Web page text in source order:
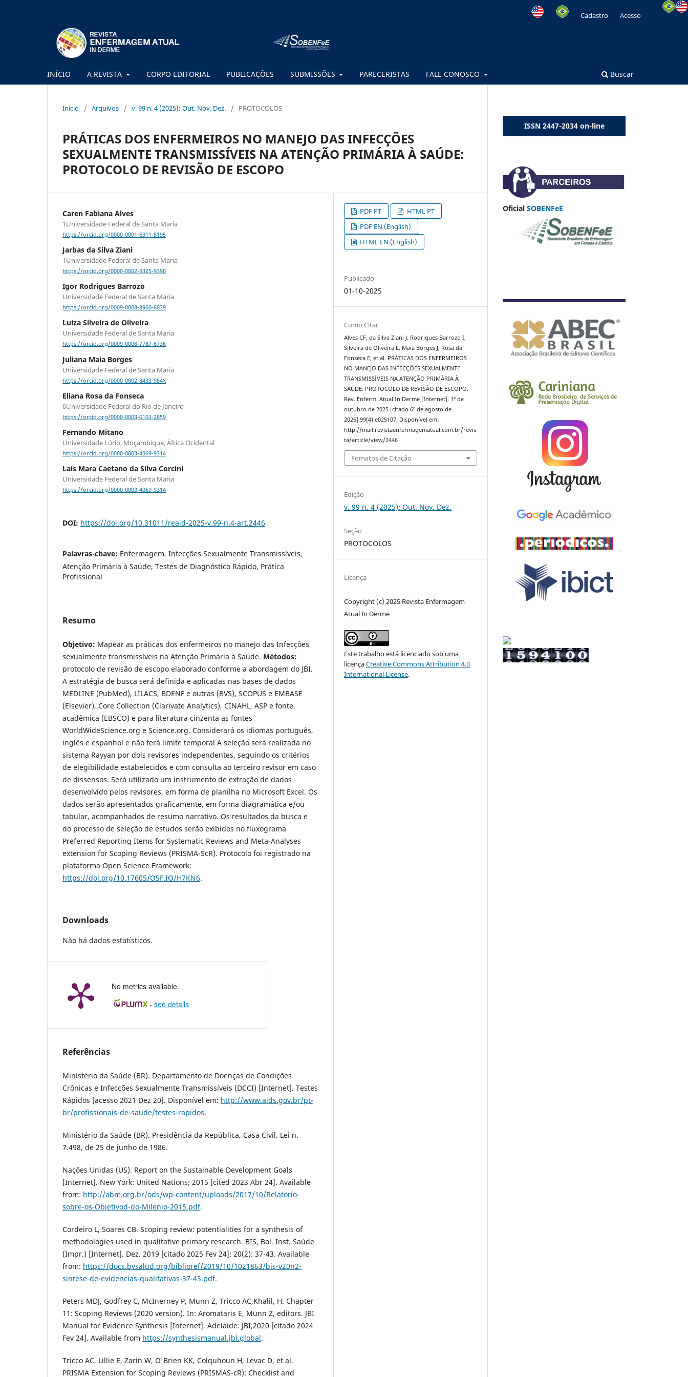
INÍCIO A REVISTA CORPO EDITORIAL PUBLICAÇÕES SUBMISSÕES PARECERISTAS FALE CONOSCO Buscar
Cadastro Acesso
Início / Arquivos / v. 99 n. 4 (2025): Out. Nov. Dez. / PROTOCOLOS
PRÁTICAS DOS ENFERMEIROS NO MANEJO DAS INFECÇÕES
SEXUALMENTE TRANSMISSÍVEIS NA ATENÇÃO PRIMÁRIA À SAÚDE:
PROTOCOLO DE REVISÃO DE ESCOPO
Caren Fabiana Alves
1Universidade Federal de Santa Maria
https://orcid.org/0000-0001-6911-8195
Jarbas da Silva Ziani
1Universidade Federal de Santa Maria
https://orcid.org/0000-0002-9325-9390
Igor Rodrigues Barrozo
Universidade Federal de Santa Maria
https://orcid.org/0009-0008-8960-6039
Luiza Silveira de Oliveira
Universidade Federal de Santa Maria
https://orcid.org/0009-0008-7787-6736
Juliana Maia Borges
Universidade Federal de Santa Maria
https://orcid.org/0000-0002-8433-984X
Eliana Rosa da Fonseca
6Universidade Federal do Rio de Janeiro
https://orcid.org/0000-0003-0103-2859
Fernando Mitano
Universidade Lúrio, Moçambique, África Ocidental
https://orcid.org/0000-0003-4069-9314
Laís Mara Caetano da Silva Corcini
Universidade Federal de Santa Maria
https://orcid.org/0000-0003-4069-9314
DOI: https://doi.org/10.31011/reaid-2025-v.99-n.4-art.2446
Palavras-chave: Enfermagem, Infecções Sexualmente Transmissíveis,
Atenção Primária à Saúde, Testes de Diagnóstico Rápido, Prática
Profissional
Resumo
Objetivo: Mapear as práticas dos enfermeiros no manejo das Infecções
sexualmente transmissíveis na Atenção Primária à Saúde. Métodos:
protocolo de revisão de escopo elaborado conforme a abordagem do JBI.
A estratégia de busca será definida e aplicadas nas bases de dados
MEDLINE (PubMed), LILACS, BDENF e outras (BVS), SCOPUS e EMBASE
(Elsevier), Core Collection (Clarivate Analytics), CINAHL, ASP e fonte
acadêmica (EBSCO) e para literatura cinzenta as fontes
WorldWideScience.org e Science.org. Considerará os idiomas português,
inglês e espanhol e não terá limite temporal A seleção será realizada no
sistema Rayyan por dois revisores independentes, seguindo os critérios
de elegibilidade estabelecidos e com consulta ao terceiro revisor em caso
de dissensos. Será utilizado um instrumento de extração de dados
desenvolvido pelos revisores, em forma de planilha no Microsoft Excel. Os
dados serão apresentados graficamente, em forma diagramática e/ou
tabular, acompanhados de resumo narrativo. Os resultados da busca e
do processo de seleção de estudos serão exibidos no fluxograma
Preferred Reporting Items for Systematic Reviews and Meta-Analyses
extension for Scoping Reviews (PRISMA-ScR). Protocolo foi registrado na
plataforma Open Science Framework:
https://doi.org/10.17605/OSF.IO/H7KN6.
Downloads
Não há dados estatísticos.
No metrics available.
- see details
Referências
Ministério da Saúde (BR). Departamento de Doenças de Condições
Crônicas e Infecções Sexualmente Transmissíveis (DCCI) [Internet]. Testes
Rápidos [acesso 2021 Dez 20]. Disponível em: http://www.aids.gov.br/pt-
br/profissionais-de-saude/testes-rapidos.
Ministério da Saúde (BR). Presidência da República, Casa Civil. Lei n.
7.498, de 25 de junho de 1986.
Nações Unidas (US). Report on the Sustainable Development Goals
[Internet]. New York: United Nations; 2015 [cited 2023 Abr 24]. Available
from: http://abm.org.br/ods/wp-content/uploads/2017/10/Relatorio-
sobre-os-Objetivod-do-Milenio-2015.pdf.
Cordeiro L, Soares CB. Scoping review: potentialities for a synthesis of
methodologies used in qualitative primary research. BIS, Bol. Inst. Saúde
(Impr.) [Internet]. Dez. 2019 [citado 2025 Fev 24]; 20(2): 37-43. Available
from: https://docs.bvsalud.org/biblioref/2019/10/1021863/bis-v20n2-
sintese-de-evidencias-qualitativas-37-43.pdf.
Peters MDJ, Godfrey C, McInerney P, Munn Z, Tricco AC,Khalil, H. Chapter
11: Scoping Reviews (2020 version). In: Aromataris E, Munn Z, editors. JBI
Manual for Evidence Synthesis [Internet]. Adelaide: JBI;2020 [citado 2024
Fev 24]. Available from https://synthesismanual.jbi.global.
Tricco AC, Lillie E, Zarin W, O'Brien KK, Colquhoun H, Levac D, et al.
PRISMA Extension for Scoping Reviews (PRISMAS-cR): Checklist and
PDF PT
HTML PT
PDF EN (English)
HTML EN (English)
Publicado
01-10-2025
Como Citar
Alves CF, da Silva Ziani J, Rodrigues Barrozo I,
Silveira de Oliveira L, Maia Borges J, Rosa da
Fonseca E, et al. PRÁTICAS DOS ENFERMEIROS
NO MANEJO DAS INFECÇÕES SEXUALMENTE
TRANSMISSÍVEIS NA ATENÇÃO PRIMÁRIA À
SAÚDE: PROTOCOLO DE REVISÃO DE ESCOPO.
Rev. Enferm. Atual In Derme [Internet]. 1º de
outubro de 2025 [citado 6º de agosto de
2026];99(4):e025107. Disponível em:
http://mail.revistaenfermagematual.com.br/revis
ta/article/view/2446
Fomatos de Citação
Edição
v. 99 n. 4 (2025): Out. Nov. Dez.
Seção
PROTOCOLOS
Licença
Copyright (c) 2025 Revista Enfermagem
Atual In Derme
Este trabalho está licenciado sob uma
licençaCreative Commons Attribution 4.0
International License.
ISSN 2447-2034 on-line
Oficial SOBENFeE